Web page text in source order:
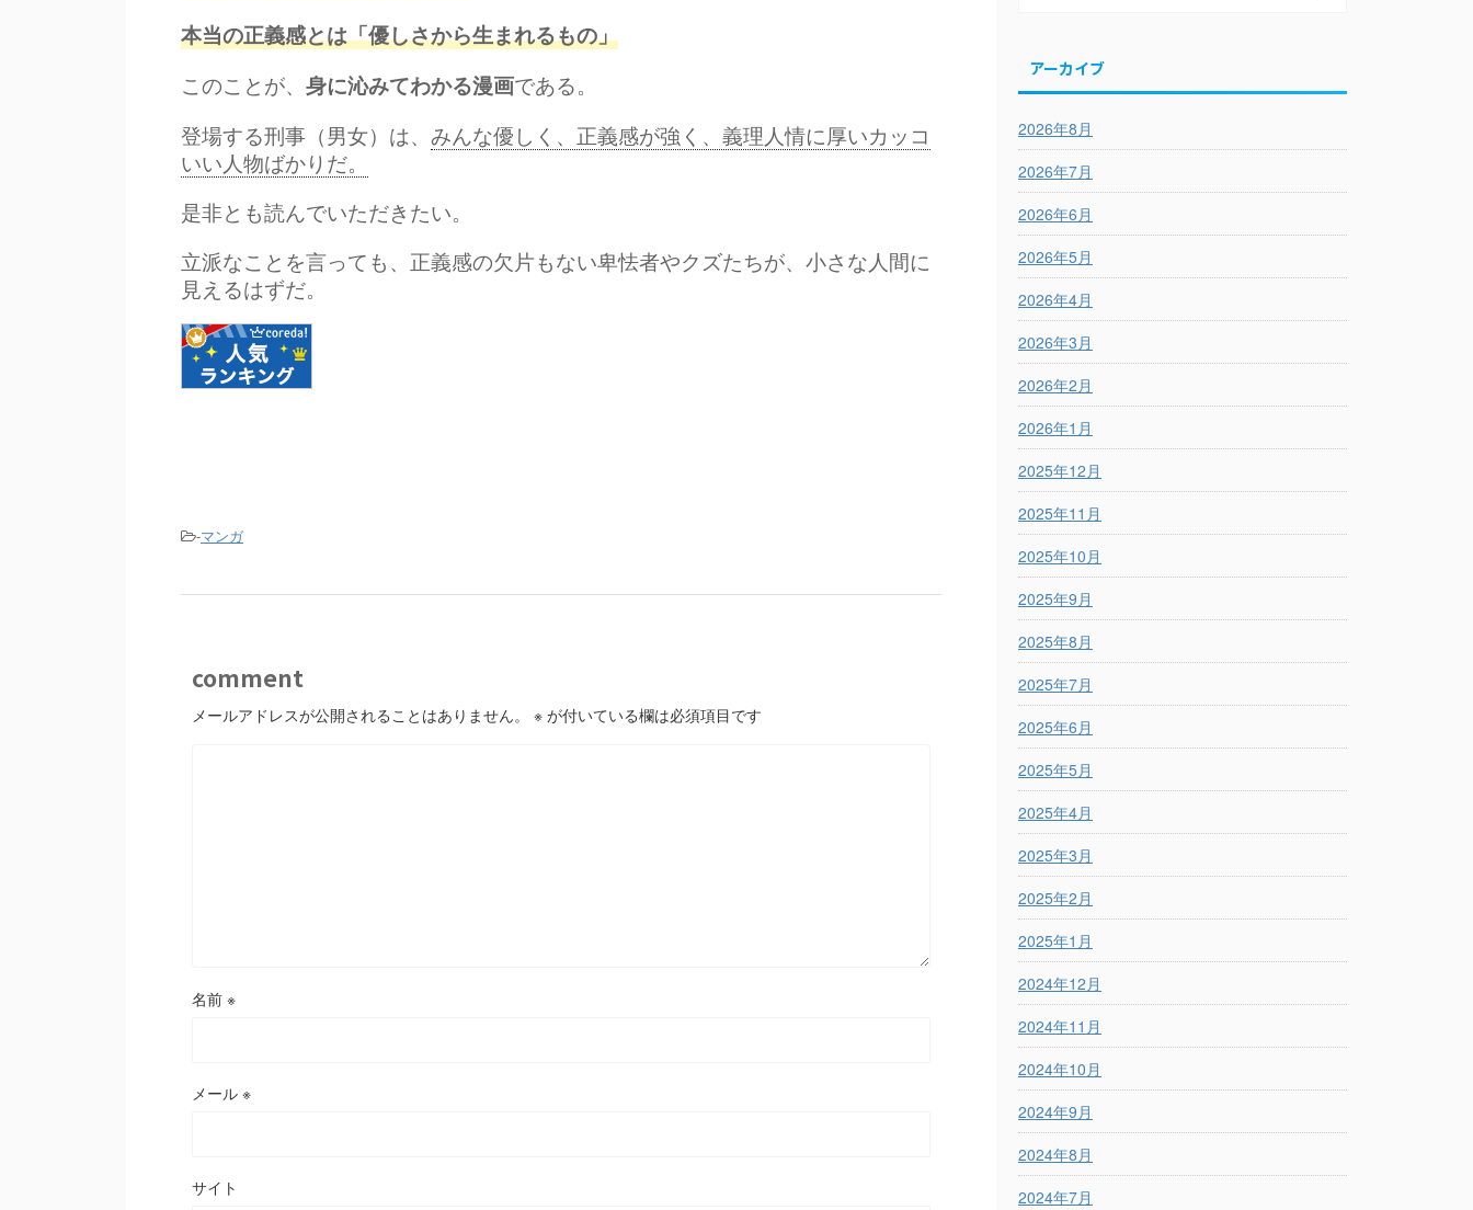
本当の正義感とは「優しさから生まれるもの」
このことが、 身に沁みてわかる漫画である。
登場する刑事（男女）は、 みんな優しく、正義感が強く、義理人情に厚いカッコ
いい人物ばかりだ。
是非とも読んでいただきたい。
立派なことを言っても、正義感の欠片もない卑怯者やクズたちが、小さな人間に
見えるはずだ。
-マンガ
comment
メールアドレスが公開されることはありません。 ※ が付いている欄は必須項目です
名前 ※
メール ※
サイト
アーカイブ
2026年8月
2026年7月
2026年6月
2026年5月
2026年4月
2026年3月
2026年2月
2026年1月
2025年12月
2025年11月
2025年10月
2025年9月
2025年8月
2025年7月
2025年6月
2025年5月
2025年4月
2025年3月
2025年2月
2025年1月
2024年12月
2024年11月
2024年10月
2024年9月
2024年8月
2024年7月